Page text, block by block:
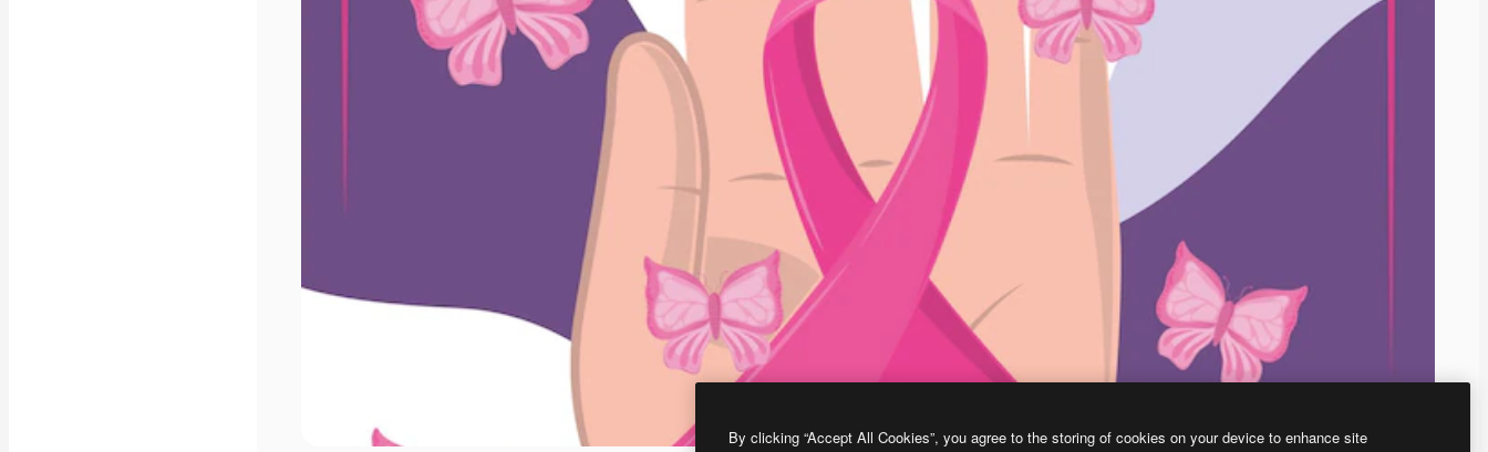
By clicking “Accept All Cookies”, you agree to the storing of cookies on your device to enhance site